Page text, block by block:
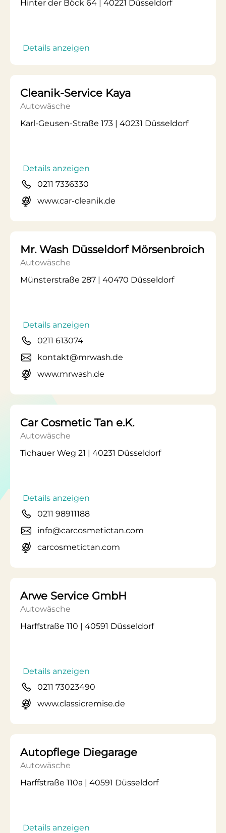
Hinter der Böck 64 | 40221 Düsseldorf
Details anzeigen
Cleanik-Service Kaya
Autowäsche
Karl-Geusen-Straße 173 | 40231 Düsseldorf
Details anzeigen
0211 7336330
www.car-cleanik.de
Mr. Wash Düsseldorf Mörsenbroich
Autowäsche
Münsterstraße 287 | 40470 Düsseldorf
Details anzeigen
0211 613074
kontakt@mrwash.de
www.mrwash.de
Car Cosmetic Tan e.K.
Autowäsche
Tichauer Weg 21 | 40231 Düsseldorf
Details anzeigen
0211 98911188
info@carcosmetictan.com
carcosmetictan.com
Arwe Service GmbH
Autowäsche
Harffstraße 110 | 40591 Düsseldorf
Details anzeigen
0211 73023490
www.classicremise.de
Autopflege Diegarage
Autowäsche
Harffstraße 110a | 40591 Düsseldorf
Details anzeigen